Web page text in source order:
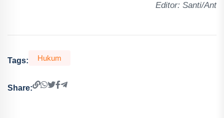
Editor: Santi/Ant
Tags: Hukum
Share: